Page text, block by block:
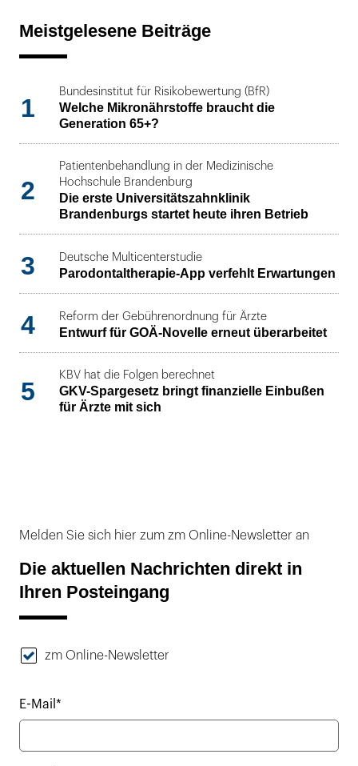
Meistgelesene Beiträge
1
Bundesinstitut für Risikobewertung (BfR)
Welche Mikronährstoffe braucht die
Generation 65+?
2
Patientenbehandlung in der Medizinische
Hochschule Brandenburg
Die erste Universitätszahnklinik
Brandenburgs startet heute ihren Betrieb
3 Deutsche Multicenterstudie
Parodontaltherapie-App verfehlt Erwartungen
4 Reform der Gebührenordnung für Ärzte
Entwurf für GOÄ-Novelle erneut überarbeitet
5
KBV hat die Folgen berechnet
GKV-Spargesetz bringt finanzielle Einbußen
für Ärzte mit sich
Melden Sie sich hier zum zm Online-Newsletter an
Die aktuellen Nachrichten direkt in
Ihren Posteingang
zm Online-Newsletter
E-Mail*